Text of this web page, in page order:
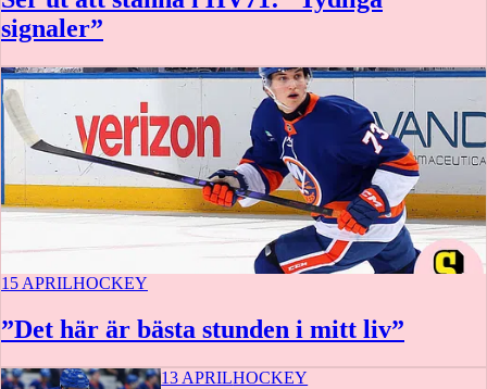
Vegas Golden Knights
signaler”
15 APRILHOCKEY
”Det här är bästa stunden i mitt liv”
13 APRILHOCKEY